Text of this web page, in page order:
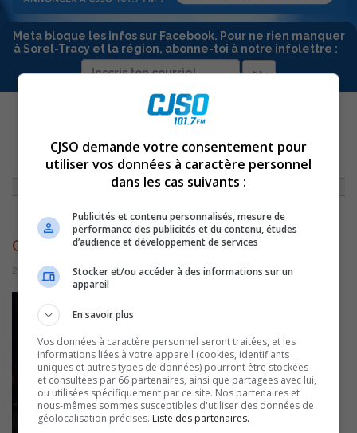
Meta bloque les infos sur Facebook. Pour ne rien manquer
à Sorel-Tracy et la région, abonne-toi à notre infolettre :
ACCUEIL»ACTUALITÉS»LE CENTRE DE SERVICE DU BOULEVARD TRACY
DE LA CAISSE DESJARDINS PIERRE-DE SAUREL ROUVRIRA LE 31 AOÛT
CAISSE RIVIERA
caisse riviera
24 août 2016 | Par Journaliste CJSO
CJSO demande votre consentement pour
utiliser vos données à caractère personnel
dans les cas suivants :
Publicités et contenu personnalisés, mesure de
performance des publicités et du contenu, études
d’audience et développement de services
Stocker et/ou accéder à des informations sur un
appareil
En savoir plus
Vos données à caractère personnel seront traitées, et les
informations liées à votre appareil (cookies, identifiants
uniques et autres types de données) pourront être stockées
et consultées par 66 partenaires, ainsi que partagées avec lui,
ou utilisées spécifiquement par ce site. Nos partenaires et
nous-mêmes sommes susceptibles d'utiliser des données de
géolocalisation précises. Liste des partenaires.